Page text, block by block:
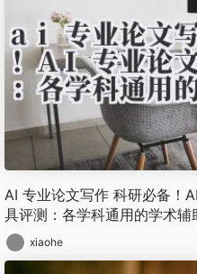
AI 专业论文写作 科研必备！
具评测：各学科通用的学术辅
xiaohe